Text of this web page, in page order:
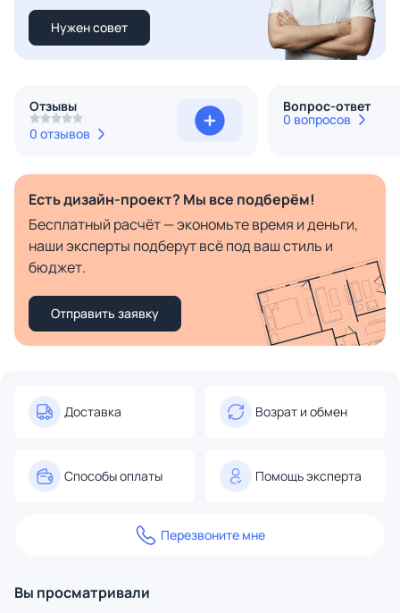
Нужен совет
Отзывы
0 отзывов
Вопрос-ответ
0 вопросов
Есть дизайн-проект? Мы все подберём!
Бесплатный расчёт — экономьте время и деньги,
наши эксперты подберут всё под ваш стиль и
бюджет.
Отправить заявку
Доставка Возрат и обмен
Способы оплаты Помощь эксперта
Перезвоните мне
Вы просматривали